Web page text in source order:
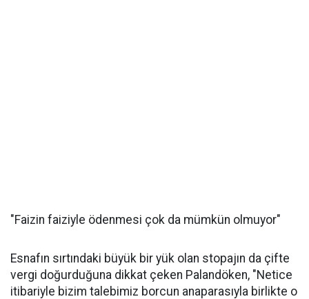
"Faizin faiziyle ödenmesi çok da mümkün olmuyor"
Esnafın sırtındaki büyük bir yük olan stopajın da çifte
vergi doğurduğuna dikkat çeken Palandöken, "Netice
itibariyle bizim talebimiz borcun anaparasıyla birlikte o